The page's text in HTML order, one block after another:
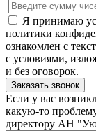
Я принимаю
политики
ознакомлен с
с условиями,
и без оговорок.
Если у вас
какую-то
директору АН